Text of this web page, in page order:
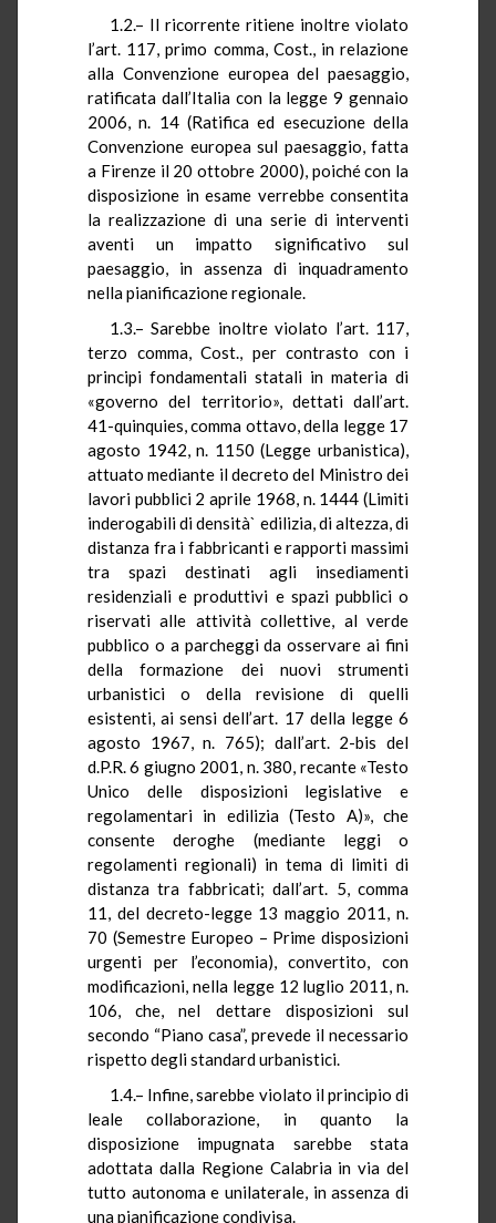
1.2.– Il ricorrente ritiene inoltre violato
l’art. 117, primo comma, Cost., in relazione
alla Convenzione europea del paesaggio,
ratificata dall’Italia con la legge 9 gennaio
2006, n. 14 (Ratifica ed esecuzione della
Convenzione europea sul paesaggio, fatta
a Firenze il 20 ottobre 2000), poiché con la
disposizione in esame verrebbe consentita
la realizzazione di una serie di interventi
aventi un impatto significativo sul
paesaggio, in assenza di inquadramento
nella pianificazione regionale.
1.3.– Sarebbe inoltre violato l’art. 117,
terzo comma, Cost., per contrasto con i
principi fondamentali statali in materia di
«governo del territorio», dettati dall’art.
41-quinquies, comma ottavo, della legge 17
agosto 1942, n. 1150 (Legge urbanistica),
attuato mediante il decreto del Ministro dei
lavori pubblici 2 aprile 1968, n. 1444 (Limiti
inderogabili di densità` edilizia, di altezza, di
distanza fra i fabbricanti e rapporti massimi
tra spazi destinati agli insediamenti
residenziali e produttivi e spazi pubblici o
riservati alle attività collettive, al verde
pubblico o a parcheggi da osservare ai fini
della formazione dei nuovi strumenti
urbanistici o della revisione di quelli
esistenti, ai sensi dell’art. 17 della legge 6
agosto 1967, n. 765); dall’art. 2-bis del
d.P.R. 6 giugno 2001, n. 380, recante «Testo
Unico delle disposizioni legislative e
regolamentari in edilizia (Testo A)», che
consente deroghe (mediante leggi o
regolamenti regionali) in tema di limiti di
distanza tra fabbricati; dall’art. 5, comma
11, del decreto-legge 13 maggio 2011, n.
70 (Semestre Europeo – Prime disposizioni
urgenti per l’economia), convertito, con
modificazioni, nella legge 12 luglio 2011, n.
106, che, nel dettare disposizioni sul
secondo “Piano casa”, prevede il necessario
rispetto degli standard urbanistici.
1.4.– Infine, sarebbe violato il principio di
leale collaborazione, in quanto la
disposizione impugnata sarebbe stata
adottata dalla Regione Calabria in via del
tutto autonoma e unilaterale, in assenza di
una pianificazione condivisa.